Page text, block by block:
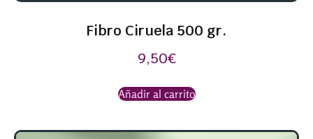
Fibro Ciruela 500 gr.
9,50€
Añadir al carrito